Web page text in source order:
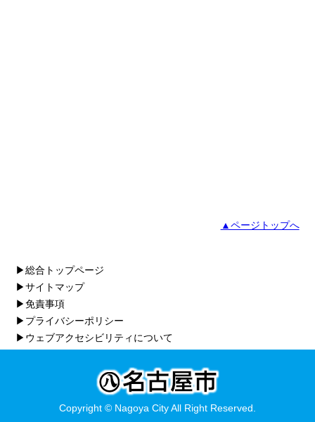
▲ページトップへ
▶総合トップページ
▶サイトマップ
▶免責事項
▶プライバシーポリシー
▶ウェブアクセシビリティについて
Copyright © Nagoya City All Right Reserved.